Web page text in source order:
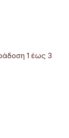
1 έως 3